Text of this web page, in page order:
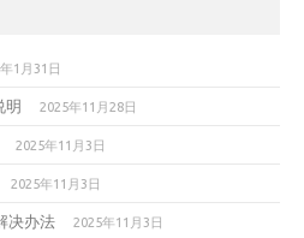
1月31日
明 2025年11月28日
2025年11月3日
2025年11月3日
决办法 2025年11月3日